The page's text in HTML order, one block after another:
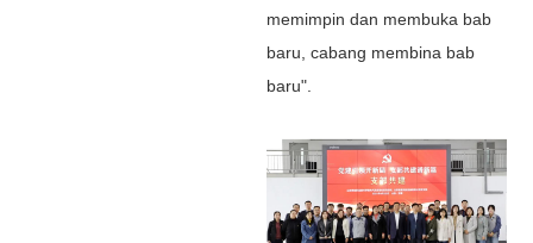
memimpin dan membuka bab
baru, cabang membina bab
baru".